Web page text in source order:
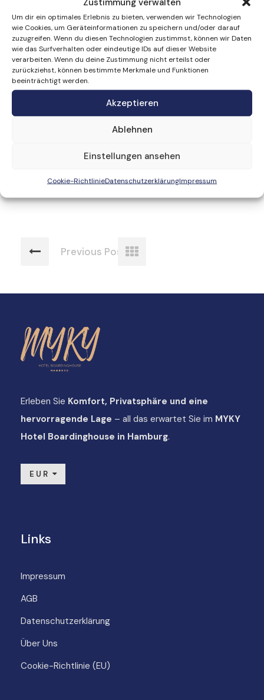
Um dir ein optimales Erlebnis zu bieten, verwenden wir Technologien
wie Cookies, um Geräteinformationen zu speichern und/oder darauf
zuzugreifen. Wenn du diesen Technologien zustimmst, können wir Daten
wie das Surfverhalten oder eindeutige IDs auf dieser Website
verarbeiten. Wenn du deine Zustimmung nicht erteilst oder
zurückziehst, können bestimmte Merkmale und Funktionen
beeinträchtigt werden.
Akzeptieren
Ablehnen
Einstellungen ansehen
Cookie-RichtlinieDatenschutzerklärungImpressum
22 August 2021
Previous Post
Erleben Sie Komfort, Privatsphäre und eine
hervorragende Lage – all das erwartet Sie im MYKY
Hotel Boardinghouse in Hamburg.
EUR
Links
Impressum
AGB
Datenschutzerklärung
Über Uns
Cookie-Richtlinie (EU)